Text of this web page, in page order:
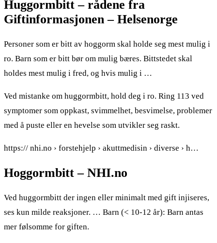
Huggormbitt – rådene fra
Giftinformasjonen – Helsenorge
Personer som er bitt av hoggorm skal holde seg mest mulig i
ro. Barn som er bitt bør om mulig bæres. Bittstedet skal
holdes mest mulig i fred, og hvis mulig i …
Ved mistanke om huggormbitt, hold deg i ro. Ring 113 ved
symptomer som oppkast, svimmelhet, besvimelse, problemer
med å puste eller en hevelse som utvikler seg raskt.
https:// nhi.no › forstehjelp › akuttmedisin › diverse › h…
Hoggormbitt – NHI.no
Ved huggormbitt der ingen eller minimalt med gift injiseres,
ses kun milde reaksjoner. … Barn (< 10-12 år): Barn antas
mer følsomme for giften.